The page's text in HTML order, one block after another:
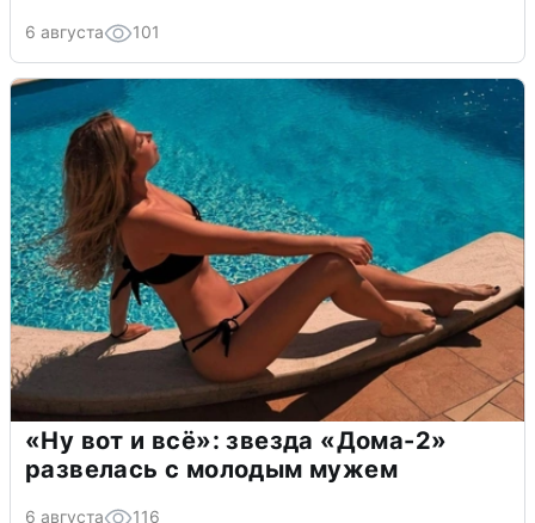
6 августа 101
«Ну вот и всё»: звезда «Дома-2»
развелась с молодым мужем
6 августа 116